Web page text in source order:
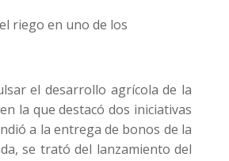
riego en uno de los
el desarrollo agrícola de la
la que destacó dos iniciativas
a la entrega de bonos de la
se trató del lanzamiento del